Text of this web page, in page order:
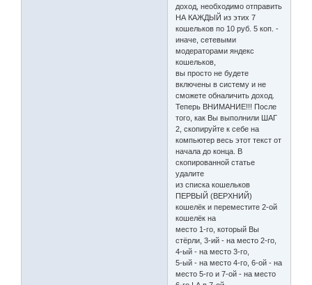
доход, необходимо отправить
НА КАЖДЫЙ из этих 7
кошельков по 10 руб. 5 коп. -
иначе, сетевыми
модераторами яндекс
кошельков,
вы просто не будете
включены в систему и не
сможете обналичить доход.
Теперь ВНИМАНИЕ!!! После
того, как Вы выполнили ШАГ
2, скопируйте к себе на
компьютер весь этот текст от
начала до конца. В
скопированной статье
удалите
из списка кошельков
ПЕРВЫЙ (ВЕРХНИЙ)
кошелёк и переместите 2-ой
кошелёк на
место 1-го, который Вы
стёрли, 3-ий - на место 2-го,
4-ый - на место 3-го,
5-ый - на место 4-го, 6-ой - на
место 5-го и 7-ой - на место